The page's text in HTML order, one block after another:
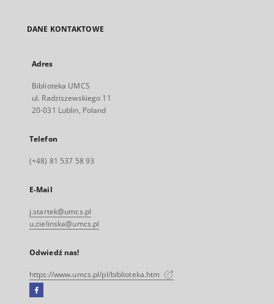
DANE KONTAKTOWE
Adres
Biblioteka UMCS
ul. Radziszewskiego 11
20-031 Lublin, Poland
Telefon
(+48) 81 537 58 93
E-Mail
j.startek@umcs.pl
u.zielinska@umcs.pl
Odwiedź nas!
https://www.umcs.pl/pl/biblioteka.htm
Facebook